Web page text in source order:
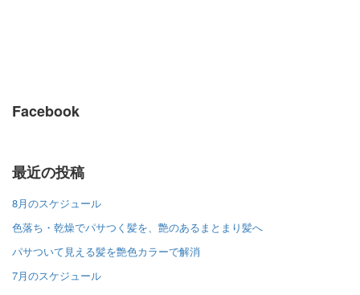
Facebook
最近の投稿
8月のスケジュール
色落ち・乾燥でパサつく髪を、艶のあるまとまり髪へ
パサついて見える髪を艶色カラーで解消
7月のスケジュール